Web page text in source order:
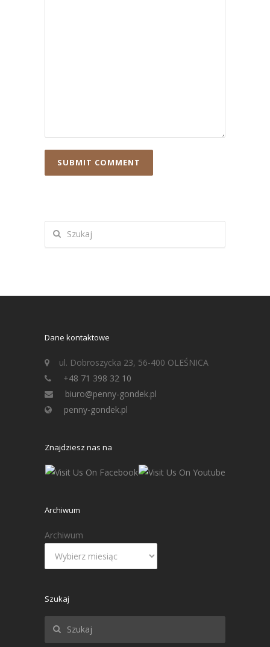
Dane kontaktowe
ul. Dobroszycka 23, 56-400 OLEŚNICA
+48 71 398 32 10
biuro@penny-gondek.pl
penny-gondek.pl
Znajdziesz nas na
Archiwum
Archiwum
Szukaj